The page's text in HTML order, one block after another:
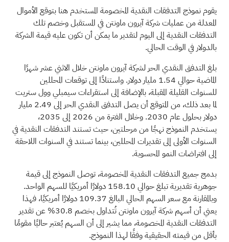
يقوم نموذج التدفقات النقدية المخصومة المستخدم هنا بتوقع الأموال
المعدلة من عمليات شركة آيرون ماونتن في المستقبل وخصم تلك
التدفقات النقدية إلى اليوم لتقدير ما يمكن أن تكون عليه قيمة الشركة
بالدولار في الوقت الحالي.
بلغ التدفق النقدي الحر لشركة آيرون ماونتن خلال الاثني عشر شهرًا
الماضية حوالي 1.54 مليار دولار. واستنادًا إلى توقعات المحللين
للسنوات القليلة المقبلة، بالإضافة إلى استقراءات سيمبلي وول ستريت
لما بعد ذلك، من المتوقع أن يصل التدفق النقدي الحر إلى 2.49 مليار
دولار بحلول عام 2030. وخلال الفترة من 2026 إلى 2035،
يستخدم النموذج نهجًا من مرحلتين، حيث تستند التدفقات النقدية في
السنوات الأولى إلى تقديرات المحللين، بينما تستند في السنوات اللاحقة
إلى افتراضات النمو المحسوبة.
بدمج جميع التدفقات النقدية المخصومة، توصل النموذج إلى قيمة
جوهرية تقديرية تبلغ حوالي 158.10 دولارًا أمريكيًا للسهم الواحد.
وبالمقارنة مع سعر السهم الحالي البالغ 109.37 دولارًا أمريكيًا، فهذا
يعني أن أسهم شركة آيرون ماونتن تُتداول بخصم 30.8% عن تقدير
التدفقات النقدية المخصومة، مما يشير إلى أن السهم يُعتبر حاليًا مقومًا
بأقل من قيمته الحقيقية وفقًا لهذا النموذج.